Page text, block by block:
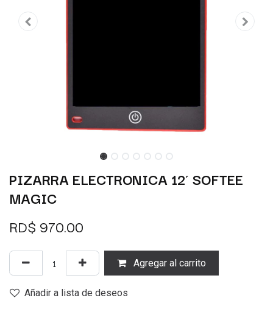
PIZARRA ELECTRONICA 12´ SOFTEE
MAGIC
RD$ 970.00
Agregar al carrito
Añadir a lista de deseos